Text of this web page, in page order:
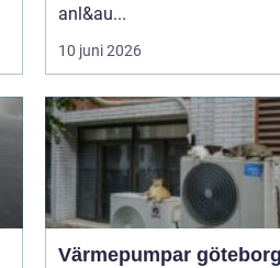
anl&au...
10 juni 2026
Värmepumpar